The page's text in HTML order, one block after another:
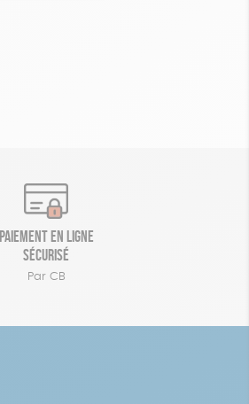
Paiement en ligne
sécurisé
Par CB